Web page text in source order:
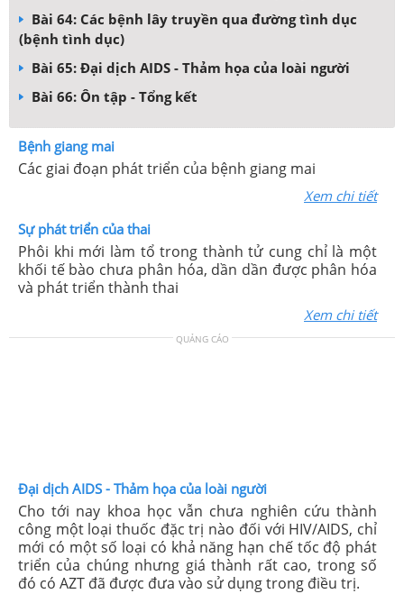
Bài 64: Các bệnh lây truyền qua đường tình dục
(bệnh tình dục)
Bài 65: Đại dịch AIDS - Thảm họa của loài người
Bài 66: Ôn tập - Tổng kết
Bệnh giang mai
Các giai đoạn phát triển của bệnh giang mai
Xem chi tiết
Sự phát triển của thai
Phôi khi mới làm tổ trong thành tử cung chỉ là một
khối tế bào chưa phân hóa, dần dần được phân hóa
và phát triển thành thai
Xem chi tiết
QUẢNG CÁO
Đại dịch AIDS - Thảm họa của loài người
Cho tới nay khoa học vẫn chưa nghiên cứu thành
công một loại thuốc đặc trị nào đối với HIV/AIDS, chỉ
mới có một số loại có khả năng hạn chế tốc độ phát
triển của chúng nhưng giá thành rất cao, trong số
đó có AZT đã được đưa vào sử dụng trong điều trị.